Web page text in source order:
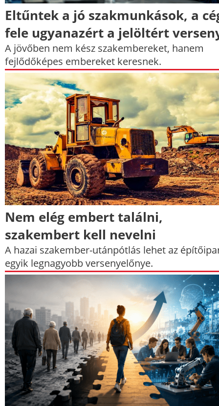
Eltűntek a jó szakmunkások, a
fele ugyanazért a jelöltért
A jövőben nem kész szakembereket, hanem
fejlődőképes embereket keresnek.
Nem elég embert találni,
szakembert kell nevelni
A hazai szakember-utánpótlás lehet az
egyik legnagyobb versenyelőnye.